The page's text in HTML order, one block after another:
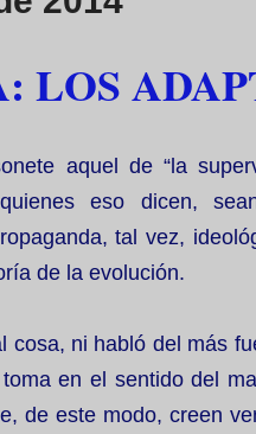
LOS
aquel de “la
eso dicen,
tal vez,
de la evolución.
cosa, ni habló del más
en el sentido del
de este modo, creen